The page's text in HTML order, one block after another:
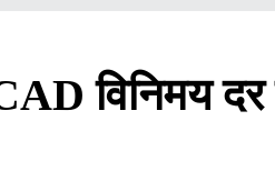
विनिमय